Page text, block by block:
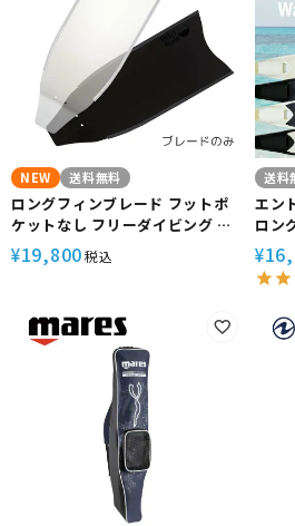
NEW 送料無料
ロングフィンブレード フットポ
ケットなし フリーダイビング ス
キューバダイビング グラスファ
イバー製 【kanani -
¥19,800税込
送料
エン
ロン
イワ
イビ
アフ
¥